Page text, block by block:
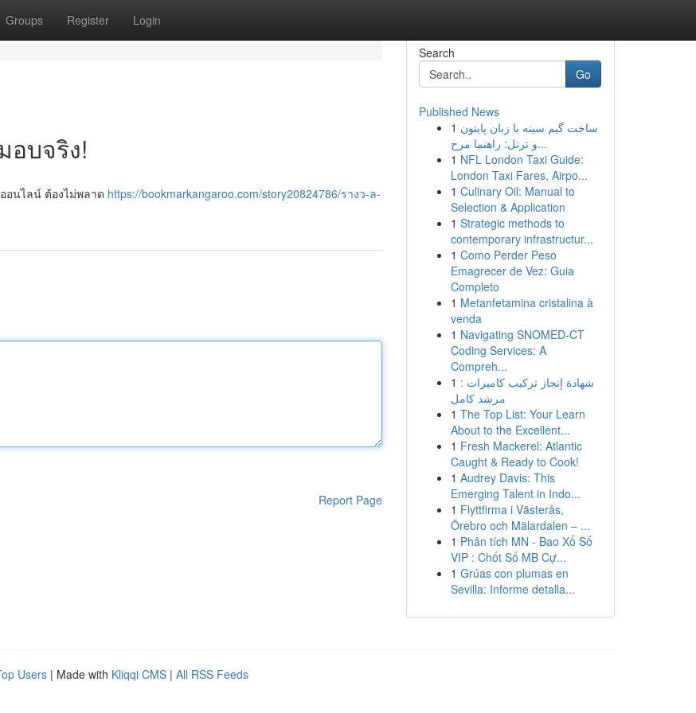
Groups Register Login
อบจริง!
อนไลน์ ต้องไม่พลาด https://bookmarkangaroo.com/story20824786/รางว-ล-
Report Page
Search
Go
Published News
1 ساخت گیم سینه با زبان پایتون
و ترتل: راهنما مرح...
1 NFL London Taxi Guide:
London Taxi Fares, Airpo...
1 Culinary Oil: Manual to
Selection & Application
1 Strategic methods to
contemporary infrastructur...
1 Como Perder Peso
Emagrecer de Vez: Guia
Completo
1 Metanfetamina cristalina à
venda
1 Navigating SNOMED-CT
Coding Services: A
Compreh...
1 شهادة إنجاز تركيب كاميرات :
مرشد كامل
1 The Top List: Your Learn
About to the Excellent...
1 Fresh Mackerel: Atlantic
Caught & Ready to Cook!
1 Audrey Davis: This
Emerging Talent in Indo...
1 Flyttfirma i Västerås,
Örebro och Mälardalen – ...
1 Phân tích MN - Bao Xổ Số
VIP : Chốt Số MB Cự...
1 Grúas con plumas en
Sevilla: Informe detalla...
Users | Made with Kliqqi CMS | All RSS Feeds